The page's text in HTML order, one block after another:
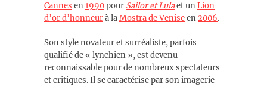
Cannes en1990pour Sailor et Lulaet unLion
d’or d’honneurà laMostra de Veniseen2006.
Son style novateur et surréaliste, parfois
qualifié de « lynchien », est devenu
reconnaissable pour de nombreux spectateurs
et critiques. Il se caractérise par son imagerie